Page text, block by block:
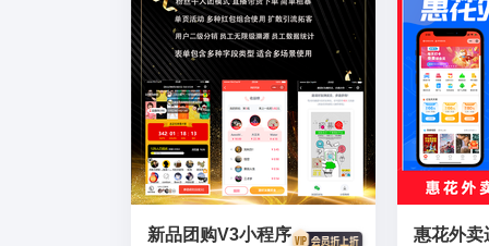
新品团购V3小程序
惠花外卖